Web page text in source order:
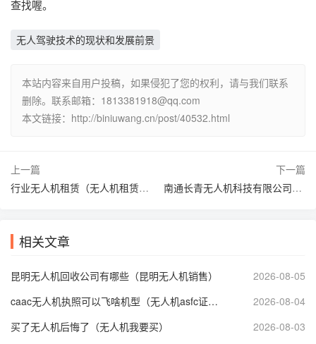
查找喔。
无人驾驶技术的现状和发展前景
本站内容来自用户投稿，如果侵犯了您的权利，请与我们联系
删除。联系邮箱：1813381918@qq.com
本文链接：http://biniuwang.cn/post/40532.html
上一篇
行业无人机租赁（无人机租赁市场前景分析）
下一篇
南通长青无人机科技有限公司（江苏长青股份）
相关文章
昆明无人机回收公司有哪些（昆明无人机销售）
2026-08-05
caac无人机执照可以飞啥机型（无人机asfc证书多少钱）
2026-08-04
买了无人机后悔了（无人机我要买）
2026-08-03